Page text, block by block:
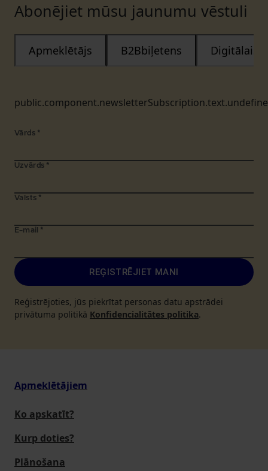
Abonējiet mūsu jaunumu vēstuli
Apmeklētājs B2Bbiļetens Digitālais
Vārds *
Uzvārds *
Valsts *
E-mail *
REĢISTRĒJIET MANI
Reģistrējoties, jūs piekrītat personas datu apstrādei
privātuma politikā Konfidencialitātes politika.
Apmeklētājiem
Ko apskatīt?
Kurp doties?
Plānošana